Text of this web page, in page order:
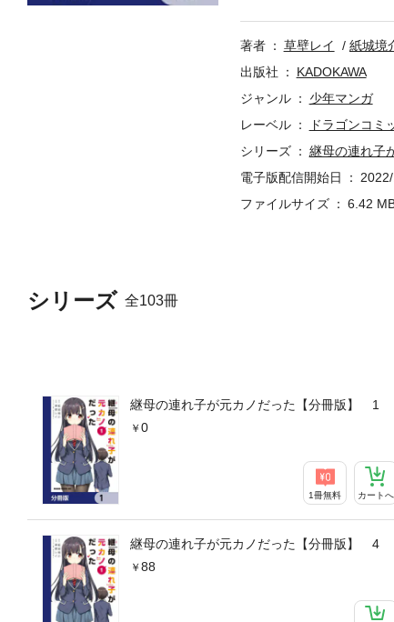
シリーズ 全103冊
継母の連れ子が元カノだった【分冊版】 1
0
1冊無料 カートへ
継母の連れ子が元カノだった【分冊版】 4
88
著者 草壁レイ 紙城境
出版社
KADOKAWA
ジャンル
少年マンガ
レーベル
ドラゴンコミ
シリーズ
継母の連れ子
電子版配信開始日
ファイルサイズ
6.42